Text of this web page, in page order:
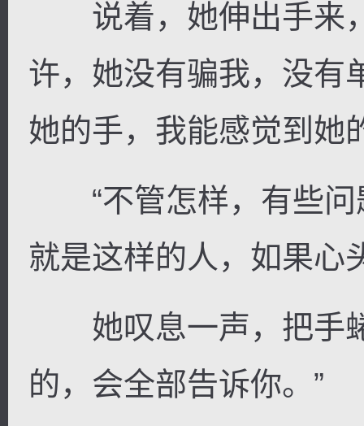
说着，她伸出手来
许，她没有骗我，没有
她的手，我能感觉到她
“不管怎样，有些问
就是这样的人，如果心
她叹息一声，把手蜷
的，会全部告诉你。”